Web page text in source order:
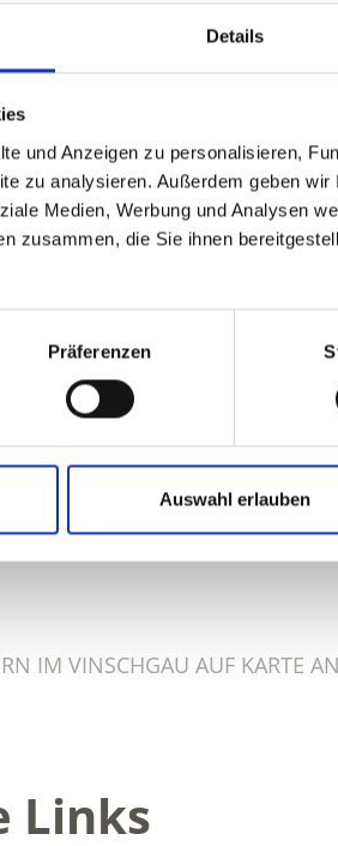
Details
und Anzeigen zu personalisieren,
zu analysieren. Außerdem geben
Medien, Werbung und Analysen
zusammen, die Sie ihnen
Präferenzen
Auswahl erlauben
FÜR SIE HILFREICH?
IM VINSCHGAU AUF KARTE
Links